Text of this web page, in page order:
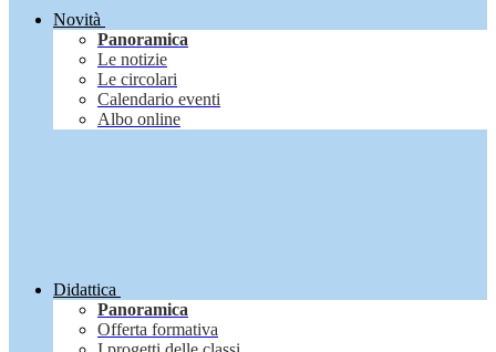
Novità
Panoramica
Le notizie
Le circolari
Calendario eventi
Albo online
Didattica
Panoramica
Offerta formativa